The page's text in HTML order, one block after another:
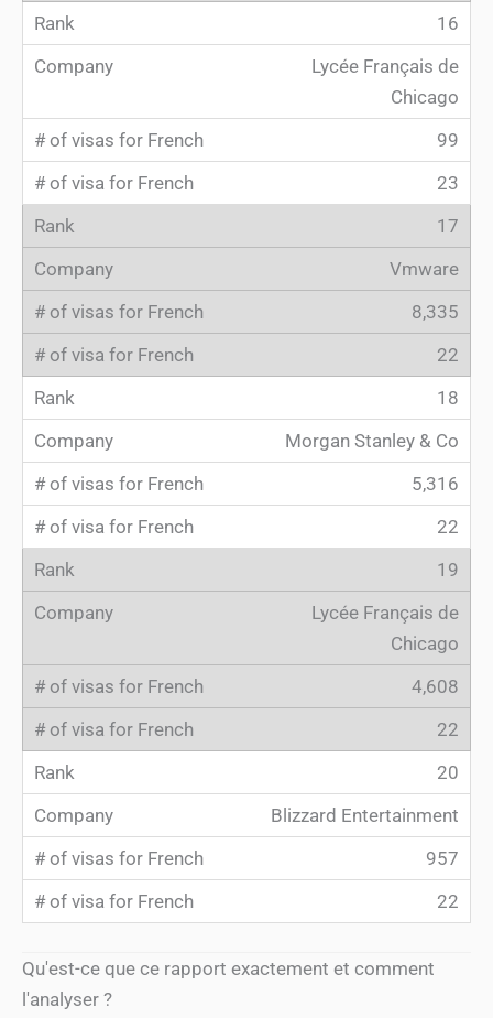
16
Lycée Français de
Chicago
99
23
17
Vmware
8,335
22
18
Morgan Stanley & Co
5,316
22
19
Lycée Français de
Chicago
4,608
22
20
Blizzard Entertainment
957
22
Qu'est-ce que ce rapport exactement et comment
l'analyser ?